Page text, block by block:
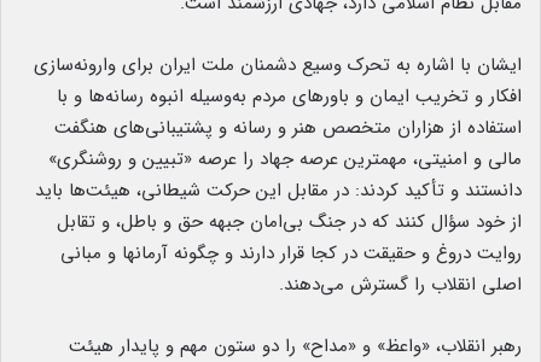
ایشان با اشاره به تحرک وسیع دشمنان ملت ایران برای وارونه‌سازی
افکار و تخریب ایمان و باورهای مردم به‌وسیله انبوه رسانه‌ها و با
استفاده از هزاران متخصص هنر و رسانه و پشتیبانی‌های هنگفت
مالی و امنیتی، مهمترین عرصه جهاد را عرصه «تبیین و روشنگری»
دانستند و تأکید کردند: در مقابل این حرکت شیطانی، هیئت‌ها باید
از خود سؤال کنند که در جنگ بی‌امان جبهه حق و باطل، و تقابل
روایت دروغ و حقیقت در کجا قرار دارند و چگونه آرمانها و مبانی
اصلی انقلاب را گسترش می‌دهند.
رهبر انقلاب، «واعظ» و «مداح» را دو ستون مهم و پایدار هیئت